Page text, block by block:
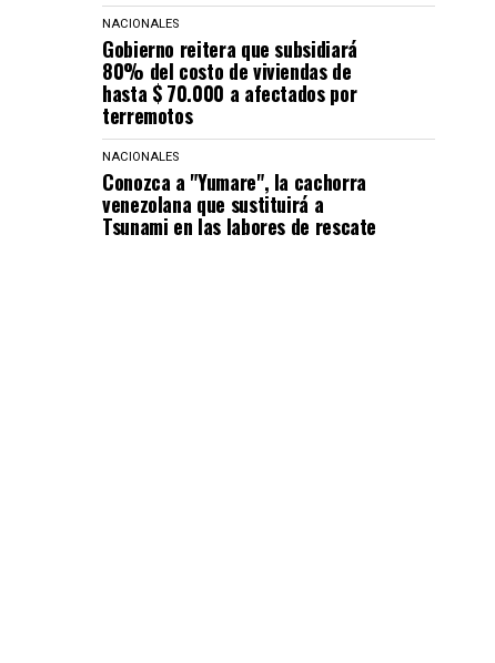
NACIONALES
Gobierno reitera que subsidiará
80% del costo de viviendas de
hasta $ 70.000 a afectados por
terremotos
NACIONALES
Conozca a "Yumare", la cachorra
venezolana que sustituirá a
Tsunami en las labores de rescate